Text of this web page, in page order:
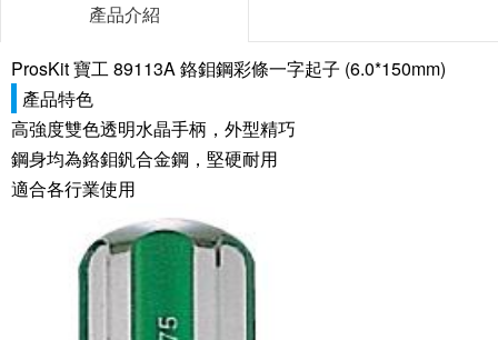
產品介紹
ProsKit 寶工 89113A 鉻鉬鋼彩條一字起子 (6.0*150mm)
產品特色
高強度雙色透明水晶手柄，外型精巧
鋼身均為鉻鉬釩合金鋼，堅硬耐用
適合各行業使用